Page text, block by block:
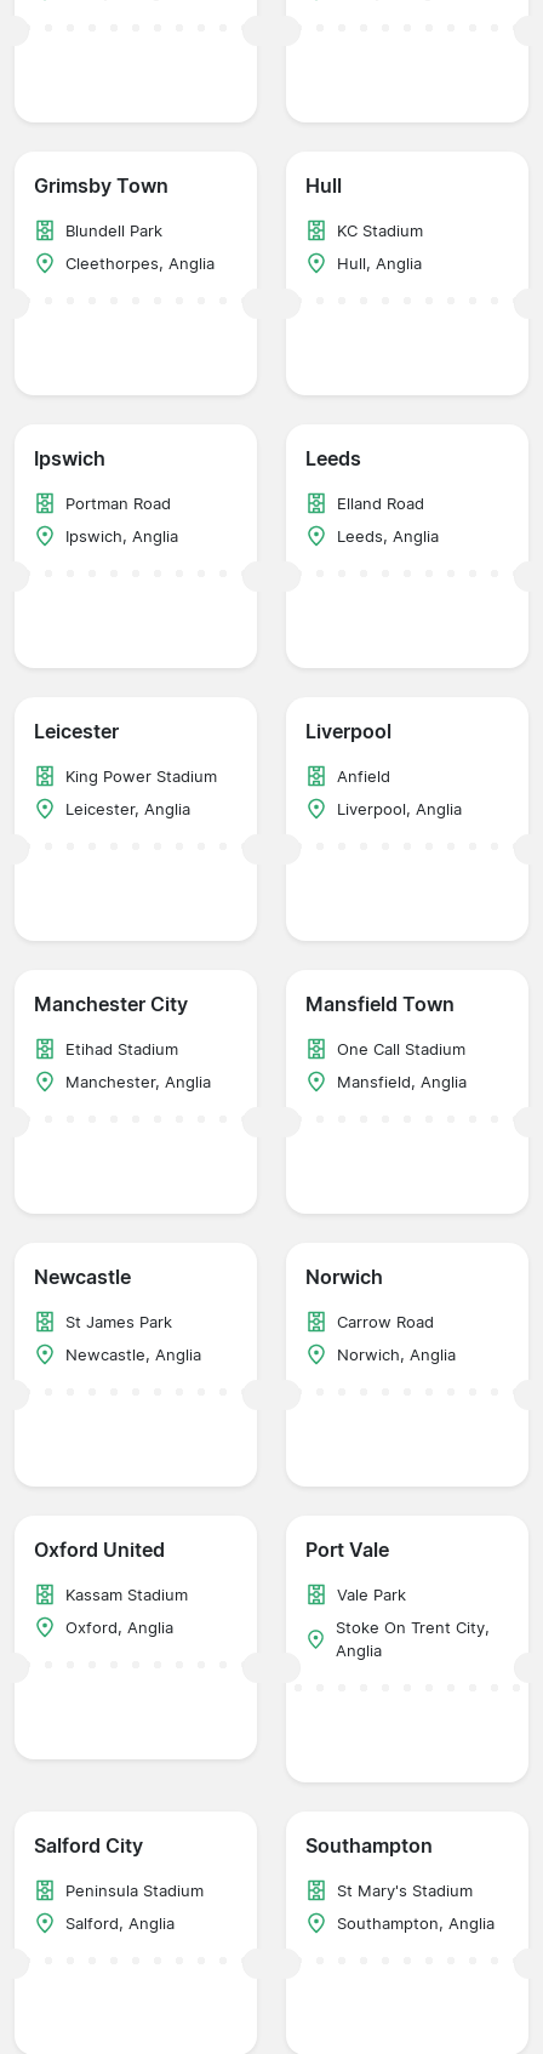
Grimsby Town
Blundell Park
Cleethorpes, Anglia
Hull
KC Stadium
Hull, Anglia
Ipswich
Portman Road
Ipswich, Anglia
Leeds
Elland Road
Leeds, Anglia
Leicester
King Power Stadium
Leicester, Anglia
Liverpool
Anfield
Liverpool, Anglia
Manchester City
Etihad Stadium
Manchester, Anglia
Mansfield Town
One Call Stadium
Mansfield, Anglia
Newcastle
St James Park
Newcastle, Anglia
Norwich
Carrow Road
Norwich, Anglia
Oxford United
Kassam Stadium
Oxford, Anglia
Port Vale
Vale Park
Stoke On Trent City,
Anglia
Salford City
Peninsula Stadium
Salford, Anglia
Southampton
St Mary's Stadium
Southampton, Anglia